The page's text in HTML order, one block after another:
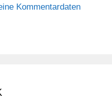
Kommentardaten